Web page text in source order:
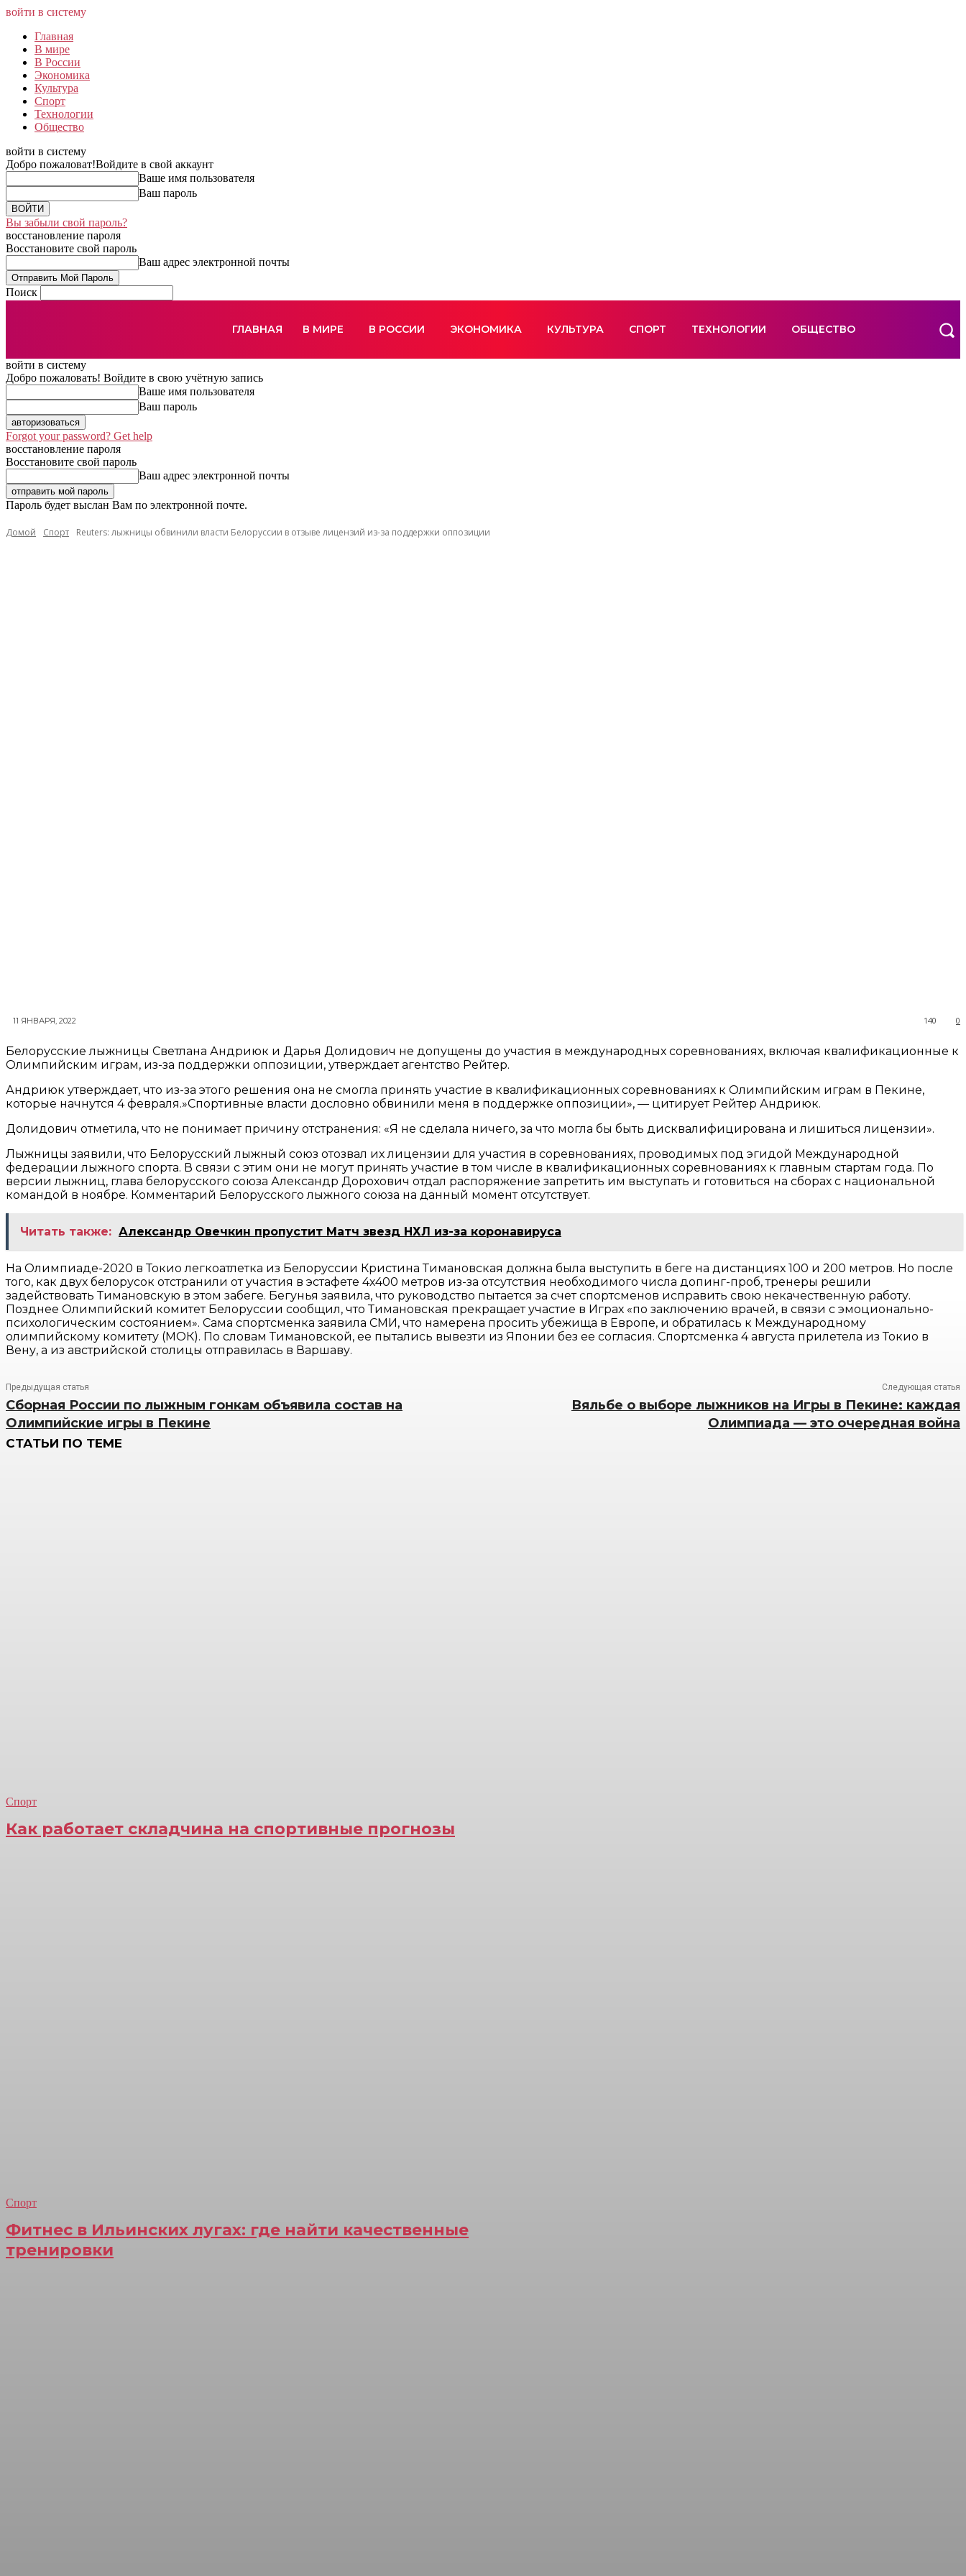
войти в систему
Главная
В мире
В России
Экономика
Культура
Спорт
Технологии
Общество
войти в систему
Добро пожаловат!Войдите в свой аккаунт
Ваше имя пользователя
Ваш пароль
Вы забыли свой пароль?
восстановление пароля
Восстановите свой пароль
Ваш адрес электронной почты
Поиск
ГЛАВНАЯ В МИРЕ В РОССИИ ЭКОНОМИКА КУЛЬТУРА СПОРТ ТЕХНОЛОГИИ ОБЩЕСТВО
войти в систему
Добро пожаловать! Войдите в свою учётную запись
Ваше имя пользователя
Ваш пароль
Forgot your password? Get help
восстановление пароля
Восстановите свой пароль
Ваш адрес электронной почты
Пароль будет выслан Вам по электронной почте.
Домой Спорт Reuters: лыжницы обвинили власти Белоруссии в отзыве лицензий из-за поддержки оппозиции
11 ЯНВАРЯ, 2022 0
140
Белорусские лыжницы Светлана Андриюк и Дарья Долидович не допущены до участия в международных соревнованиях, включая квалификационные к
Олимпийским играм, из-за поддержки оппозиции, утверждает агентство Рейтер.
Андриюк утверждает, что из-за этого решения она не смогла принять участие в квалификационных соревнованиях к Олимпийским играм в Пекине,
которые начнутся 4 февраля.»Спортивные власти дословно обвинили меня в поддержке оппозиции», — цитирует Рейтер Андриюк.
Долидович отметила, что не понимает причину отстранения: «Я не сделала ничего, за что могла бы быть дисквалифицирована и лишиться лицензии».
Лыжницы заявили, что Белорусский лыжный союз отозвал их лицензии для участия в соревнованиях, проводимых под эгидой Международной
федерации лыжного спорта. В связи с этим они не могут принять участие в том числе в квалификационных соревнованиях к главным стартам года. По
версии лыжниц, глава белорусского союза Александр Дорохович отдал распоряжение запретить им выступать и готовиться на сборах с национальной
командой в ноябре. Комментарий Белорусского лыжного союза на данный момент отсутствует.
Читать также: Александр Овечкин пропустит Матч звезд НХЛ из-за коронавируса
На Олимпиаде-2020 в Токио легкоатлетка из Белоруссии Кристина Тимановская должна была выступить в беге на дистанциях 100 и 200 метров. Но после
того, как двух белорусок отстранили от участия в эстафете 4х400 метров из-за отсутствия необходимого числа допинг-проб, тренеры решили
задействовать Тимановскую в этом забеге. Бегунья заявила, что руководство пытается за счет спортсменов исправить свою некачественную работу.
Позднее Олимпийский комитет Белоруссии сообщил, что Тимановская прекращает участие в Играх «по заключению врачей, в связи с эмоционально-
психологическим состоянием». Сама спортсменка заявила СМИ, что намерена просить убежища в Европе, и обратилась к Международному
олимпийскому комитету (МОК). По словам Тимановской, ее пытались вывезти из Японии без ее согласия. Спортсменка 4 августа прилетела из Токио в
Вену, а из австрийской столицы отправилась в Варшаву.
Предыдущая статья
Cборная России по лыжным гонкам объявила состав на
Олимпийские игры в Пекине
Следующая статья
Вяльбе о выборе лыжников на Игры в Пекине: каждая
Олимпиада — это очередная война
СТАТЬИ ПО ТЕМЕ
Спорт
Как работает складчина на спортивные прогнозы
Спорт
Фитнес в Ильинских лугах: где найти качественные
тренировки